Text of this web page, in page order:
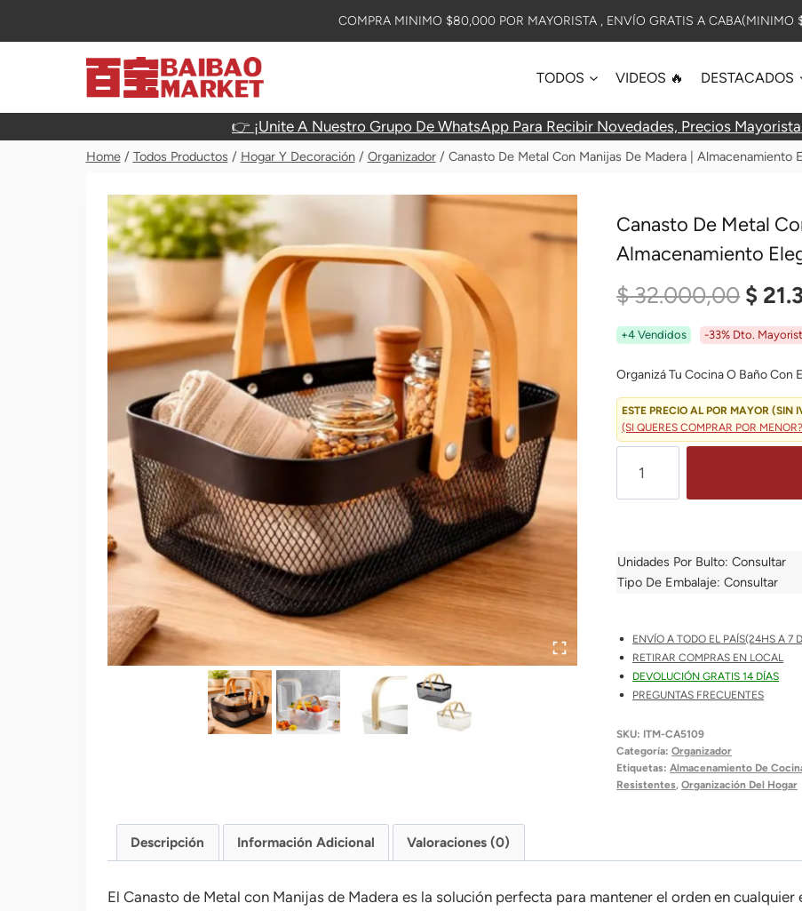
COMPRA MINIMO $80,000 POR MAYORISTA , ENVÍO GRATIS A CABA(MINIMO
TODOS VIDEOS 🔥 DESTACADOS
👉 ¡Unite A Nuestro Grupo De WhatsApp Para Recibir Novedades, Precios
Home / Todos Productos / Hogar Y Decoración / Organizador / Canasto De Metal Con Manijas De Madera | Almacenamiento
Canasto De Metal
Almacenamiento
$32.000,00 El
Era:
$
$
+4 Vendidos -33% Dto.
Organizá Tu Cocina O Baño Con
ESTE PRECIO AL POR MAYOR
(SI QUERES COMPRAR POR
Metal
Manijas
De
Almacenamiento
Elegante
Cantidad
Unidades Por Bulto: Consultar
Tipo De Embalaje: Consultar
ENVÍO A TODO EL PAÍS(24HS A 7
RETIRAR COMPRAS EN LOCAL
DEVOLUCIÓN GRATIS 14 DÍAS
PREGUNTAS FRECUENTES
SKU: ITM-CA5109
Categoría:Organizador
Etiquetas:Almacenamiento De
Resistentes,Organización Del Hogar
Descripción Información Adicional Valoraciones (0)
El Canasto de Metal con Manijas de Madera es la solución perfecta para mantener el orden en